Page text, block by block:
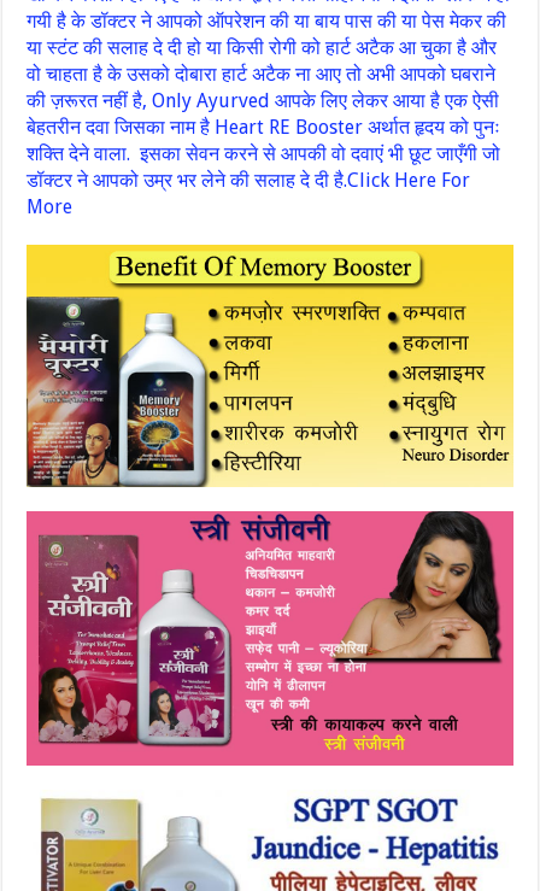
गयी है के डॉक्टर ने आपको ऑपरेशन की या बाय पास की या पेस मेकर की
या स्टंट की सलाह दे दी हो या किसी रोगी को हार्ट अटैक आ चुका है और
वो चाहता है के उसको दोबारा हार्ट अटैक ना आए तो अभी आपको घबराने
की ज़रूरत नहीं है, Only Ayurved आपके लिए लेकर आया है एक ऐसी
बेहतरीन दवा जिसका नाम है Heart RE Booster अर्थात हृदय को पुनः
शक्ति देने वाला. इसका सेवन करने से आपकी वो दवाएं भी छूट जाएँगी जो
डॉक्टर ने आपको उम्र भर लेने की सलाह दे दी है.Click Here For
More